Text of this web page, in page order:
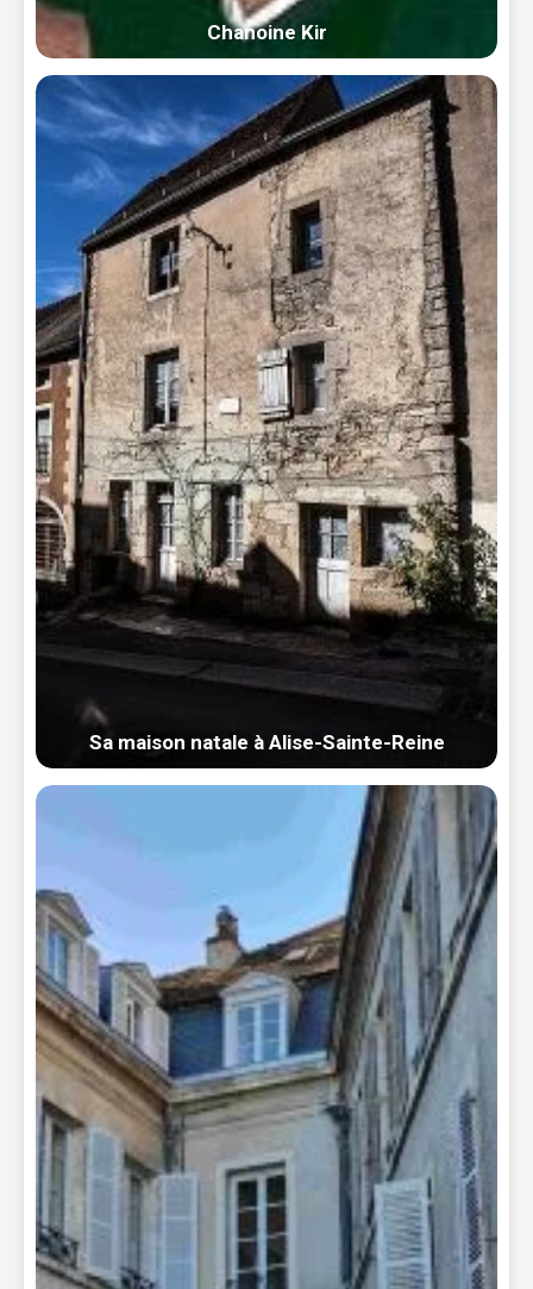
Chanoine Kir
Sa maison natale à Alise-Sainte-Reine